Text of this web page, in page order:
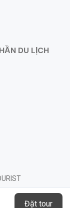
Đặt tour
DU LỊCH
1593/2023/TCDL -
GP LHQT